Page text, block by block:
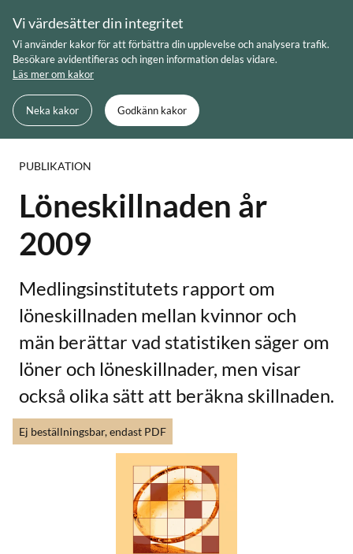
content
Sök Meny
Du är här: Startsida Löneskillnaden år 2009
PUBLIKATION
Löneskillnaden år
2009
Medlingsinstitutets rapport om
löneskillnaden mellan kvinnor och
män berättar vad statistiken säger om
löner och löneskillnader, men visar
också olika sätt att beräkna skillnaden.
Ej beställningsbar, endast PDF
Vi värdesätter din integritet
Vi använder kakor för att förbättra din upplevelse och analysera trafik.
Besökare avidentifieras och ingen information delas vidare.
Läs mer om kakor
Neka kakor Godkänn kakor